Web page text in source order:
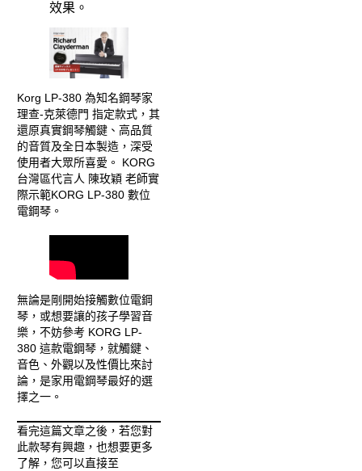
效果。
Korg LP-380 為知名鋼琴家
理查-克萊德門 指定款式，其
還原真實鋼琴觸鍵、高品質
的音質及全日本製造，深受
使用者大眾所喜愛。 KORG
台灣區代言人 陳玫穎 老師實
際示範KORG LP-380 數位
電鋼琴。
無論是剛開始接觸數位電鋼
琴，或想要讓的孩子學習音
樂，不妨參考 KORG LP-
380 這款電鋼琴，就觸鍵、
音色、外觀以及性價比來討
論，是家用電鋼琴最好的選
擇之一。
看完這篇文章之後，若您對
此款琴有興趣，也想要更多
了解，您可以直接至